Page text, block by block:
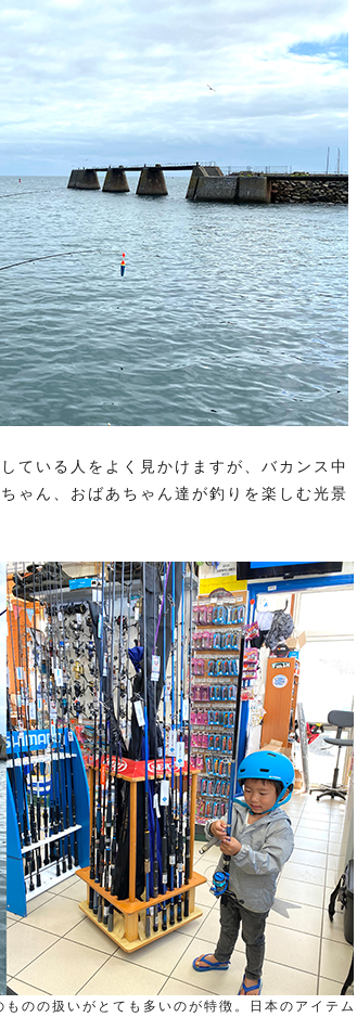
ている人をよく見かけますが、バカンス中
ゃん、おばあちゃん達が釣りを楽しむ光景
のの扱いがとても多いのが特徴。日本のアイテム